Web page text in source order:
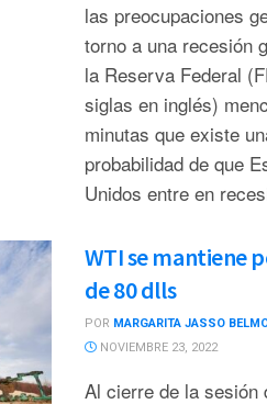
las preocupaciones
torno a una recesión
la Reserva Federal
siglas en inglés)
minutas que existe
probabilidad de que
Unidos entre en
WTI se mantiene
de 80 dlls
POR MARGARITA JASSO
NOVIEMBRE 23, 2022
Al cierre de la sesión